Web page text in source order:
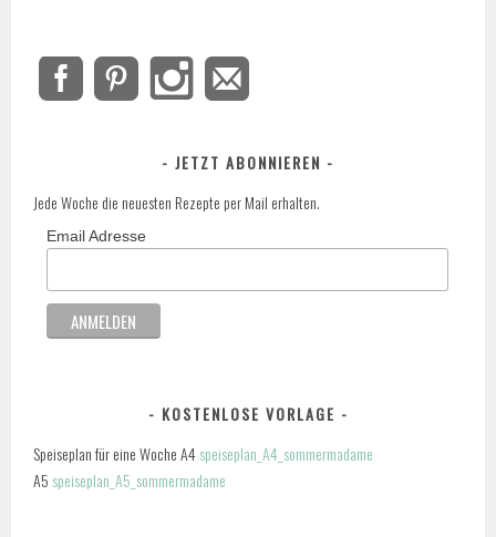
JETZT ABONNIEREN
Jede Woche die neuesten Rezepte per Mail erhalten.
Email Adresse
KOSTENLOSE VORLAGE
Speiseplan für eine Woche A4speiseplan_A4_sommermadame
A5 speiseplan_A5_sommermadame